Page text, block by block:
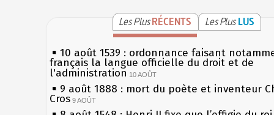
Les PlusRÉCENTS Les Plus LUS
10 août 1539 : ordonnance faisant
français la langue officielle du droit et de
l'administration 10 AOÛT
9 août 1888 : mort du poète et inventeur
Cros 9 AOÛT